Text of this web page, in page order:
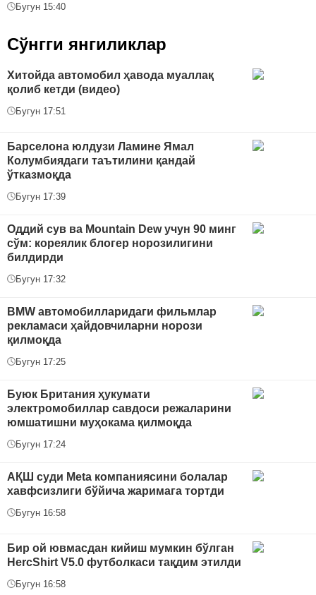
Бугун 15:40
Сўнгги янгиликлар
Хитойда автомобил ҳавода муаллақ
қолиб кетди (видео)
Бугун 17:51
Барселона юлдузи Ламине Ямал
Колумбиядаги таътилини қандай
ўтказмоқда
Бугун 17:39
Оддий сув ва Mountain Dew учун 90 минг
сўм: кореялик блогер норозилигини
билдирди
Бугун 17:32
BMW автомобилларидаги фильмлар
рекламаси ҳайдовчиларни норози
қилмоқда
Бугун 17:25
Буюк Британия ҳукумати
электромобиллар савдоси режаларини
юмшатишни муҳокама қилмоқда
Бугун 17:24
АҚШ суди Meta компаниясини болалар
хавфсизлиги бўйича жаримага тортди
Бугун 16:58
Бир ой ювмасдан кийиш мумкин бўлган
HercShirt V5.0 футболкаси тақдим этилди
Бугун 16:58